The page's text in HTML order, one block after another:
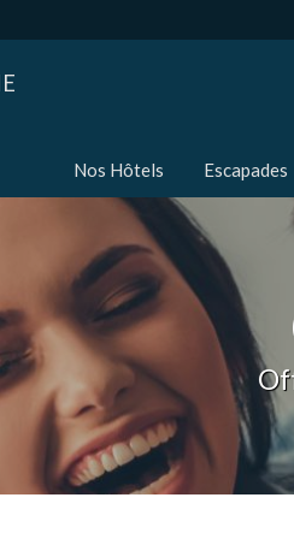
Nos Hôtels Escapades
Modifier